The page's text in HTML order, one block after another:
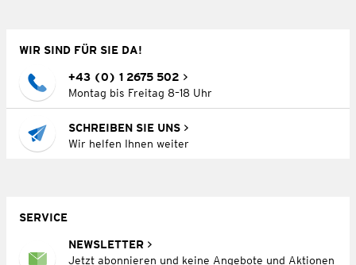
WIR SIND FÜR SIE DA!
+43 (0) 1 2675 502
Montag bis Freitag 8–18 Uhr
SCHREIBEN SIE UNS
Wir helfen Ihnen weiter
SERVICE
NEWSLETTER
Jetzt abonnieren und keine Angebote und Aktionen